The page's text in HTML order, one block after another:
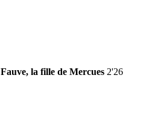
Fauve, la fille de Mercues 2'26